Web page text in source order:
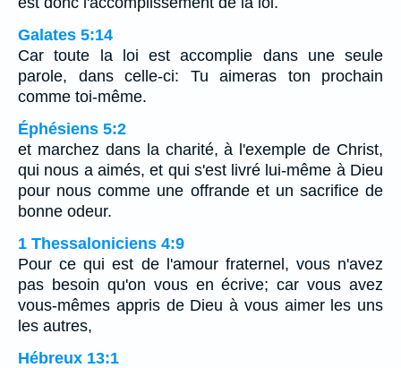
Galates 5:14
Car toute la loi est accomplie dans une seule
parole, dans celle-ci: Tu aimeras ton prochain
comme toi-même.
Éphésiens 5:2
et marchez dans la charité, à l'exemple de Christ,
qui nous a aimés, et qui s'est livré lui-même à Dieu
pour nous comme une offrande et un sacrifice de
bonne odeur.
1 Thessaloniciens 4:9
Pour ce qui est de l'amour fraternel, vous n'avez
pas besoin qu'on vous en écrive; car vous avez
vous-mêmes appris de Dieu à vous aimer les uns
les autres,
Hébreux 13:1